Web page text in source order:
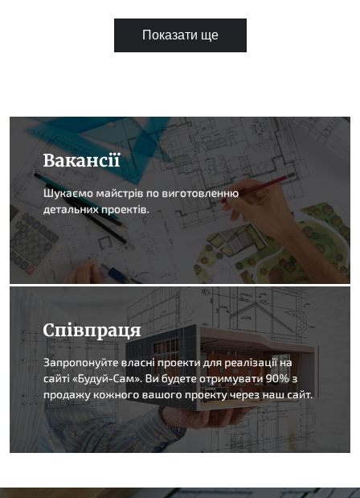
Показати ще